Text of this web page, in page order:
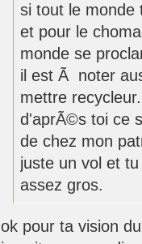
si tout le monde
et pour le
monde se
il est Ã noter
mettre
d'aprÃ©s toi ce
de chez mon
juste un vol et
assez gros.
ok pour ta vision